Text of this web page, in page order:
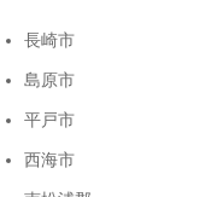
長崎市
島原市
平戸市
西海市